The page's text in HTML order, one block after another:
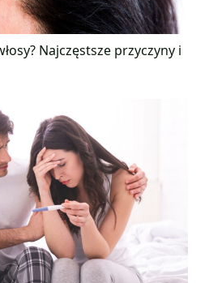
Najczęstsze przyczyny i